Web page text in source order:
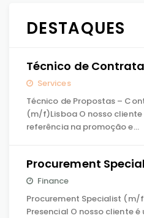
DESTAQUES
Técnico de
Services
Técnico de Propostas –
(m/f)Lisboa O nosso cliente
referência na promoção e…
Procurement
Finance
Procurement Specialist (m/
Presencial O nosso cliente